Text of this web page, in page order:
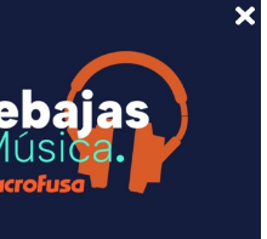
DONNER HUSH-I Silent Guitar
Caoba
Precio
habitual
339,00 €
Entrega en 1-2 días